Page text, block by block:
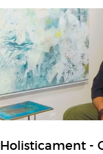
Holisticament -